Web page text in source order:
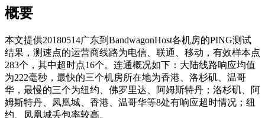
概要
本文提供20180514广东到BandwagonHost各机房的PING测试
结果，测速点的运营商线路为电信、联通、移动，有效样本点
283个，其中超时点16个。连通概况如下：大陆线路响应均值
为222毫秒，最快的三个机房所在地为香港、洛杉矶、温哥
华，最慢的三个为纽约、佛罗里达、阿姆斯特丹；洛杉矶、阿
姆斯特丹、凤凰城、香港、温哥华等8处有响应超时情况；纽
约、凤凰城丢包率较高。